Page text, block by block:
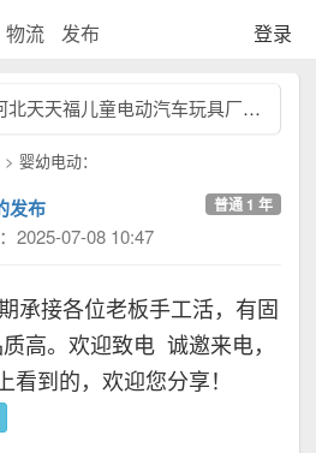
物流 发布 登录
天天福儿童电动汽车玩具厂，联系电话：天天福13831957532，我们工厂专...
> 婴幼电动：
发布 普通 1 年
2025-07-08 10:47
承接各位老板手工活，有固
高。欢迎致电 诚邀来电，
到的，欢迎您分享！